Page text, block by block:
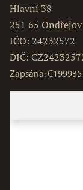
Hlavní 38
251 65
IČO: 24232572
DIČ:
Zapsána: